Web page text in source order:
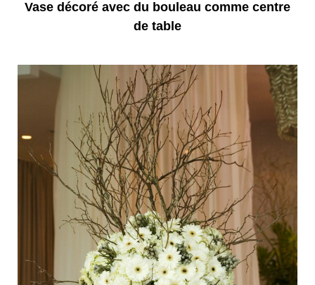
Vase décoré avec du bouleau comme centre
de table